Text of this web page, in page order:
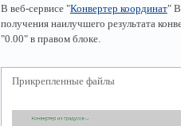
В веб-сервисе "Конвертер координат"
получения наилучшего результата
"0.00" в правом блоке.
Прикрепленные файлы